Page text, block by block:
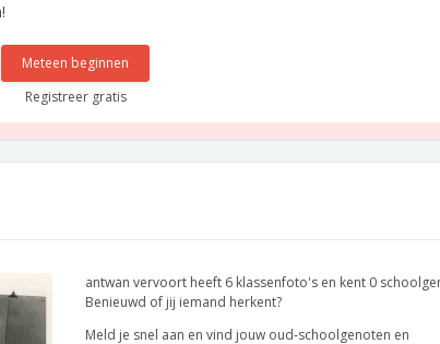
Meteen beginnen
Registreer gratis
antwan vervoort heeft 6 klassenfoto's en kent 0
Benieuwd of jij iemand herkent?
Meld je snel aan en vind jouw oud-schoolgenoten en